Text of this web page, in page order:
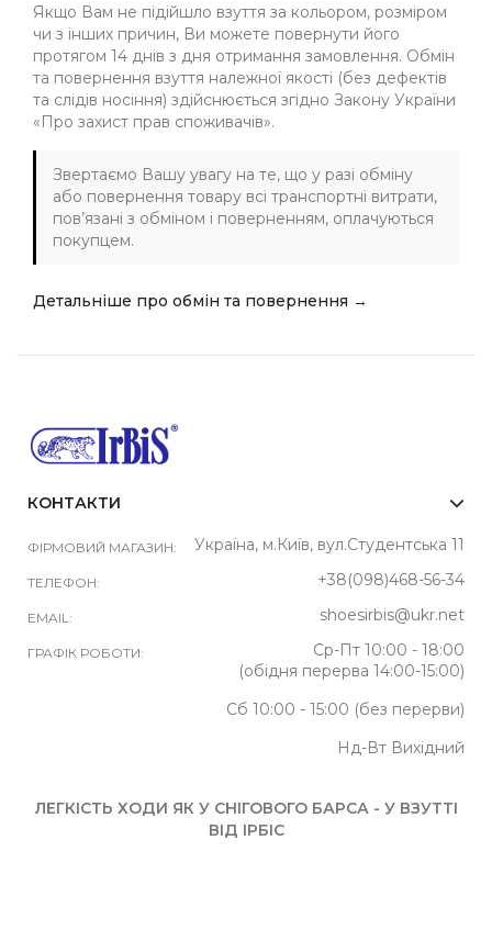
Якщо Вам не підійшло взуття за кольором, розміром
чи з інших причин, Ви можете повернути його
протягом 14 днів з дня отримання замовлення. Обмін
та повернення взуття належної якості (без дефектів
та слідів носіння) здійснюється згідно Закону України
«Про захист прав споживачів».
Звертаємо Вашу увагу на те, що у разі обміну
або повернення товару всі транспортні витрати,
пов’язані з обміном і поверненням, оплачуються
покупцем.
Детальніше про обмін та повернення →
КОНТАКТИ
ФІРМОВИЙ МАГАЗИН: Україна, м.Київ, вул.Студентська 11
ТЕЛЕФОН: +38(098)468-56-34
EMAIL: shoesirbis@ukr.net
ГРАФІК РОБОТИ:
Ср-Пт 10:00 - 18:00
(обідня перерва 14:00-15:00)
Сб 10:00 - 15:00 (без перерви)
Нд-Вт Вихідний
ЛЕГКІСТЬ ХОДИ ЯК У СНІГОВОГО БАРСА - У ВЗУТТІ
ВІД ІРБІС